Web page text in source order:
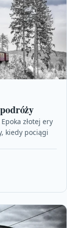
złotej ery
kiedy pociągi